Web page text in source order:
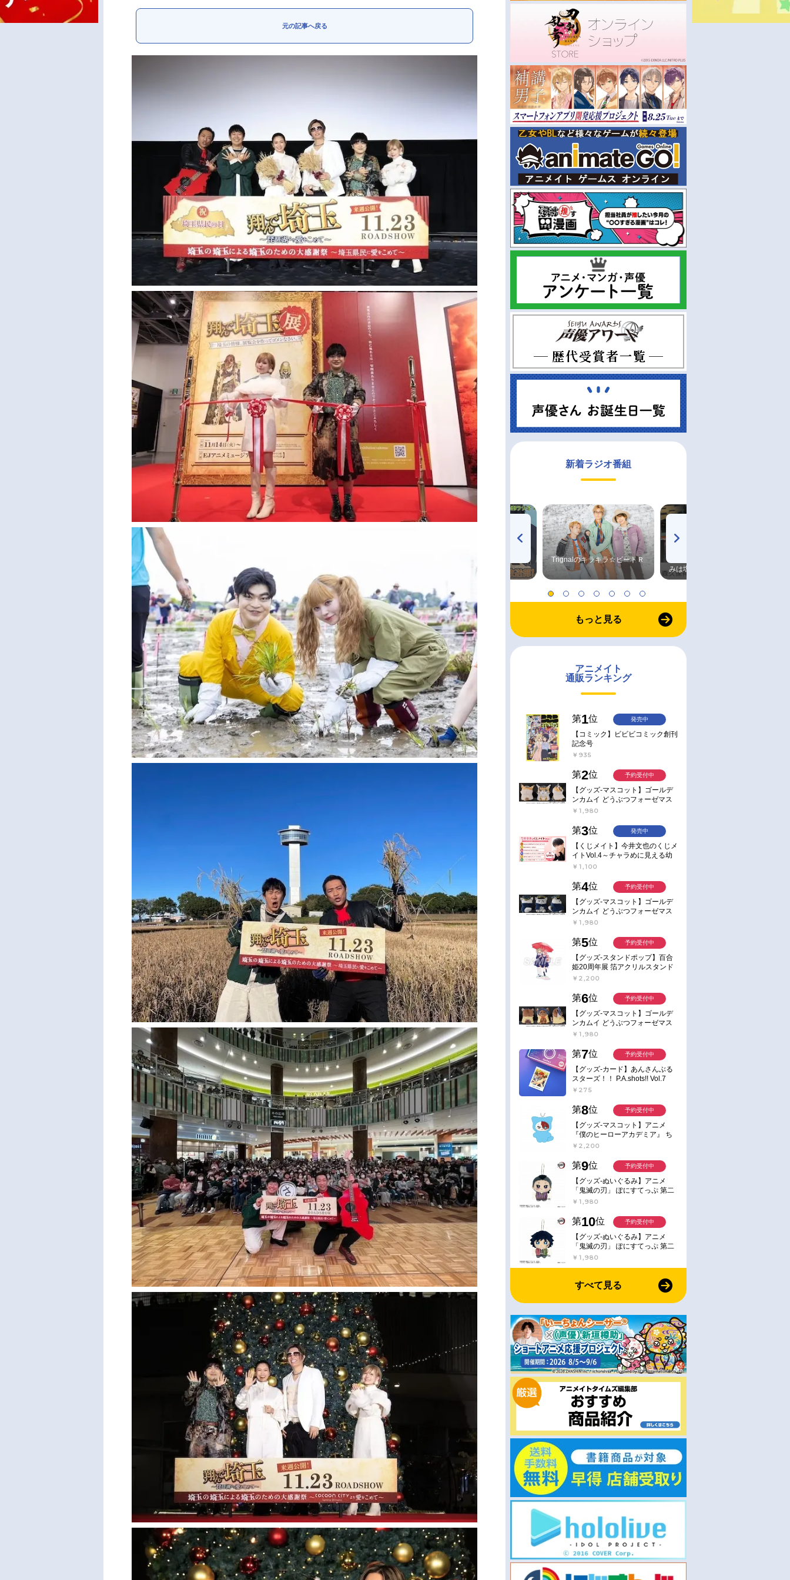
元の記事へ戻る
新着ラジオ番組
Trignalのキラキラ☆ビートＲ
みは塩だけ
もっと見る
アニメイト
通販ランキング
第1位
【コミック】ビビビコミック創刊
記念号
￥935
発売中
第2位
【グッズ-マスコット】ゴールデ
ンカムイ どうぶつフォーゼマス
コット 4.尾形百之助【再販】
￥1,980
予約受付中
第3位
【くじメイト】今井文也のくじメ
イトVol.4～チャラめに見える幼
馴染、実は一途で独占欲が強いん
￥1,100
発売中
第4位
【グッズ-マスコット】ゴールデ
ンカムイ どうぶつフォーゼマス
コット 5.月島軍曹【再販】
￥1,980
予約受付中
第5位
【グッズ-スタンドポップ】百合
姫20周年展 箔アクリルスタンド
E：あおのなち
￥2,200
予約受付中
第6位
【グッズ-マスコット】ゴールデ
ンカムイ どうぶつフォーゼマス
コット 6.鯉登少尉【再販】
￥1,980
予約受付中
第7位
【グッズ-カード】あんさんぶる
スターズ！！ P.A.shots!! Vol.7
Action
￥275
予約受付中
第8位
【グッズ-マスコット】アニメ
『僕のヒーローアカデミア』 ち
みけもますこっと 7.轟凍焦
￥2,200
予約受付中
第9位
【グッズ-ぬいぐるみ】アニメ
「鬼滅の刃」 ぽにすてっぷ 第二
弾 不死川 玄弥
￥1,980
予約受付中
第10位
【グッズ-ぬいぐるみ】アニメ
「鬼滅の刃」 ぽにすてっぷ 第二
弾 冨岡 義勇
￥1,980
予約受付中
すべて見る